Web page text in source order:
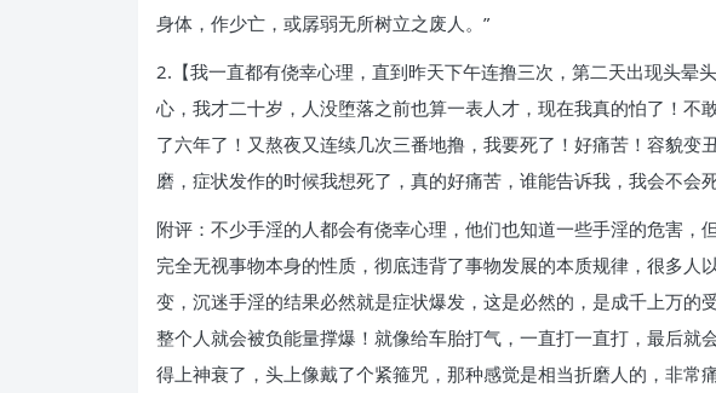
身体，作少亡，或孱弱无所树立之废人。”
2.【我一直都有侥幸心理，直到昨天下午连撸三次，第二天出现头晕
心，我才二十岁，人没堕落之前也算一表人才，现在我真的怕了！
了六年了！又熬夜又连续几次三番地撸，我要死了！好痛苦！容貌
磨，症状发作的时候我想死了，真的好痛苦，谁能告诉我，我会不会
附评：不少手淫的人都会有侥幸心理，他们也知道一些手淫的危害
完全无视事物本身的性质，彻底违背了事物发展的本质规律，很多
变，沉迷手淫的结果必然就是症状爆发，这是必然的，是成千上万
整个人就会被负能量撑爆！就像给车胎打气，一直打一直打，最后
得上神衰了，头上像戴了个紧箍咒，那种感觉是相当折磨人的，非常